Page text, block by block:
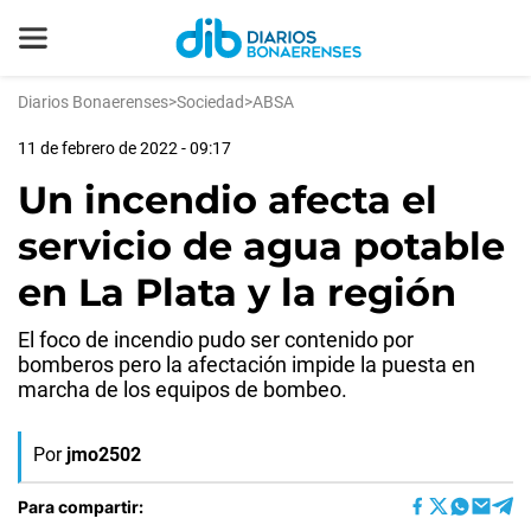
Diarios Bonaerenses>Sociedad>ABSA
11 de febrero de 2022 - 09:17
Un incendio afecta el
servicio de agua potable
en La Plata y la región
El foco de incendio pudo ser contenido por
bomberos pero la afectación impide la puesta en
marcha de los equipos de bombeo.
Por jmo2502
Para compartir: